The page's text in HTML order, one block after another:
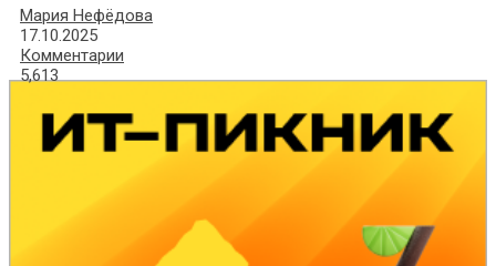
Мария Нефёдова
17.10.2025
Комментарии
5,613